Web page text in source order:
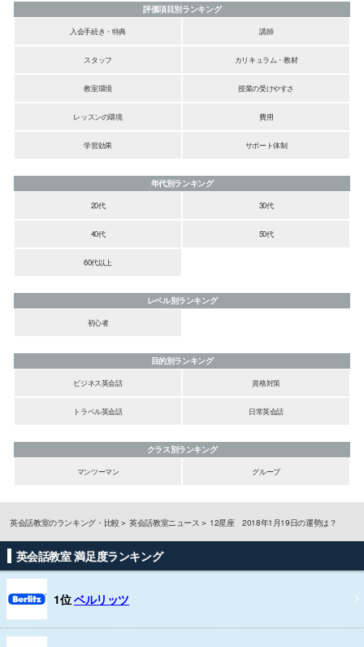
評価項目別ランキング
入会手続き・特典
講師
スタッフ カリキュラム・教材
教室環境 授業の受けやすさ
レッスンの環境 費用
学習効果 サポート体制
年代別ランキング
20代
30代
40代 50代
60代以上
レベル別ランキング
初心者
目的別ランキング
ビジネス英会話
資格対策
トラベル英会話 日常英会話
クラス別ランキング
マンツーマン
グループ
英会話教室のランキング・比較 英会話教室ニュース 12星座 2018年1月19日の運勢は？
英会話教室 満足度ランキング
1位ベルリッツ